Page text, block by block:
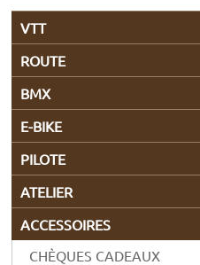
VTT
ROUTE
BMX
E-BIKE
PILOTE
ATELIER
ACCESSOIRES
CHÈQUES CADEAUX